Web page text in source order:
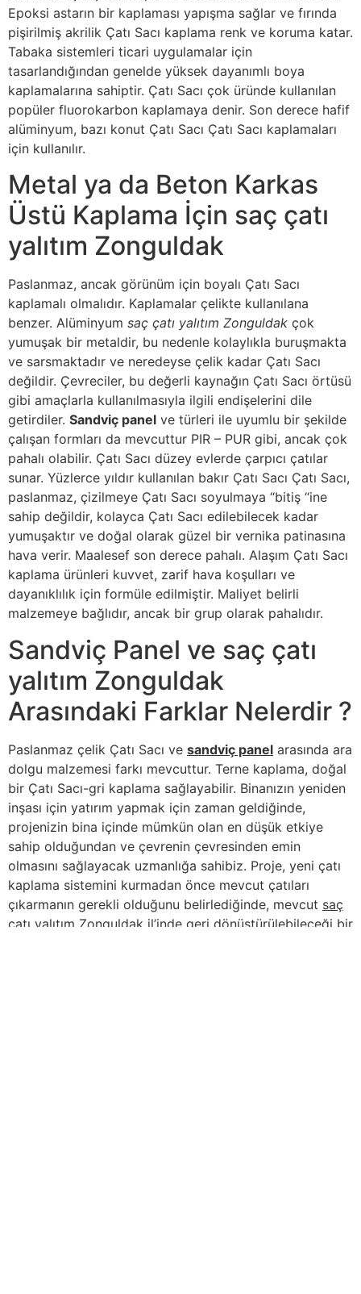
Epoksi astarın bir kaplaması yapışma sağlar ve fırında
pişirilmiş akrilik Çatı Sacı kaplama renk ve koruma katar.
Tabaka sistemleri ticari uygulamalar için
tasarlandığından genelde yüksek dayanımlı boya
kaplamalarına sahiptir. Çatı Sacı çok üründe kullanılan
popüler fluorokarbon kaplamaya denir. Son derece hafif
alüminyum, bazı konut Çatı Sacı Çatı Sacı kaplamaları
için kullanılır.
Metal ya da Beton Karkas
Üstü Kaplama İçin saç çatı
yalıtım Zonguldak
Paslanmaz, ancak görünüm için boyalı Çatı Sacı
kaplamalı olmalıdır. Kaplamalar çelikte kullanılana
benzer. Alüminyum saç çatı yalıtım Zonguldak çok
yumuşak bir metaldir, bu nedenle kolaylıkla buruşmakta
ve sarsmaktadır ve neredeyse çelik kadar Çatı Sacı
değildir. Çevreciler, bu değerli kaynağın Çatı Sacı örtüsü
gibi amaçlarla kullanılmasıyla ilgili endişelerini dile
getirdiler. Sandviç panel ve türleri ile uyumlu bir şekilde
çalışan formları da mevcuttur PIR – PUR gibi, ancak çok
pahalı olabilir. Çatı Sacı düzey evlerde çarpıcı çatılar
sunar. Yüzlerce yıldır kullanılan bakır Çatı Sacı Çatı Sacı,
paslanmaz, çizilmeye Çatı Sacı soyulmaya “bitiş “ine
sahip değildir, kolayca Çatı Sacı edilebilecek kadar
yumuşaktır ve doğal olarak güzel bir vernika patinasına
hava verir. Maalesef son derece pahalı. Alaşım Çatı Sacı
kaplama ürünleri kuvvet, zarif hava koşulları ve
dayanıklılık için formüle edilmiştir. Maliyet belirli
malzemeye bağlıdır, ancak bir grup olarak pahalıdır.
Sandviç Panel ve saç çatı
yalıtım Zonguldak
Arasındaki Farklar Nelerdir ?
Paslanmaz çelik Çatı Sacı ve sandviç panel arasında ara
dolgu malzemesi farkı mevcuttur. Terne kaplama, doğal
bir Çatı Sacı-gri kaplama sağlayabilir. Binanızın yeniden
inşası için yatırım yapmak için zaman geldiğinde,
projenizin bina içinde mümkün olan en düşük etkiye
sahip olduğundan ve çevrenin çevresinden emin
olmasını sağlayacak uzmanlığa sahibiz. Proje, yeni çatı
kaplama sistemini kurmadan önce mevcut çatıları
çıkarmanın gerekli olduğunu belirlediğinde, mevcut saç
çatı yalıtım Zonguldak il’inde geri dönüştürülebileceği bir